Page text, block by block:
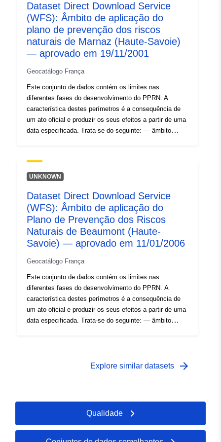
âmbito do estudo que corresponde ao envelope em que
os perigos foram estudados.
Dataset Direct Download Service
(WFS): Âmbito de aplicação do
plano de prevenção dos riscos
naturais de Marnaz (Haute-Savoie)
— aprovado em 19/11/2001
Geocatálogo França
Este conjunto de dados contém os limites nas
diferentes fases do desenvolvimento do PPRN. A
característica destes perímetros é a consequência de
um ato oficial e produzir os seus efeitos a partir de uma
data especificada. Trata-se do seguinte: — âmbito
risco que corresponde ao âmbito regulado pelo RPP
aprovado. Este perímetro aprovado é uma facilidade de
âmbito do estudo que corresponde ao envelope em que
os perigos foram estudados.
UNKNOWN
Dataset Direct Download Service
(WFS): Âmbito de aplicação do
Plano de Prevenção dos Riscos
Naturais de Beaumont (Haute-
Savoie) — aprovado em 11/01/2006
Geocatálogo França
Este conjunto de dados contém os limites nas
diferentes fases do desenvolvimento do PPRN. A
característica destes perímetros é a consequência de
um ato oficial e produzir os seus efeitos a partir de uma
data especificada. Trata-se do seguinte: — âmbito
aprovado. Este perímetro aprovado é uma facilidade de
desenvolvimento do PPRN.A característica destes
perímetros é a consequência de um ato oficial e
produzir os seus efeitos a partir de uma data
Explore similar datasets arrow_forward
Qualidade